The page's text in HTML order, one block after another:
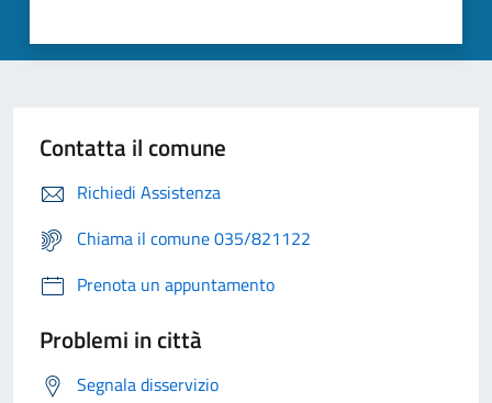
Contatta il comune
Richiedi Assistenza
Chiama il comune 035/821122
Prenota un appuntamento
Problemi in città
Segnala disservizio